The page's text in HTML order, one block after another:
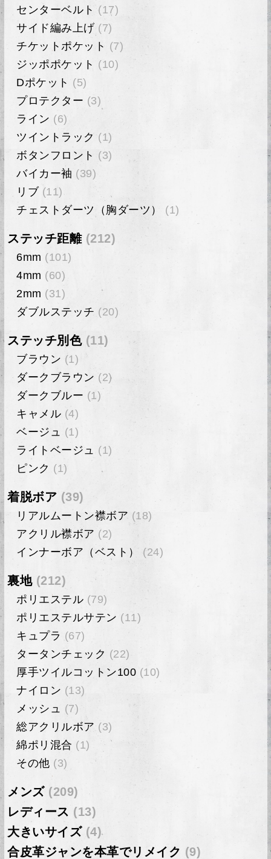
センターベルト (17)
サイド編み上げ (7)
チケットポケット (7)
ジッポポケット (10)
Dポケット (5)
プロテクター (3)
ライン (6)
ツイントラック (1)
ボタンフロント (3)
バイカー袖 (39)
リブ(11)
チェストダーツ（胸ダーツ）
(1)
ステッチ距離(212)
6mm (101)
4mm (60)
2mm (31)
ダブルステッチ (20)
ステッチ別色(11)
ブラウン (1)
ダークブラウン (2)
ダークブルー (1)
キャメル (4)
ベージュ (1)
ライトベージュ (1)
ピンク (1)
着脱ボア (39)
リアルムートン襟ボア (18)
アクリル襟ボア (2)
インナーボア（ベスト） (24)
裏地(212)
ポリエステル (79)
ポリエステルサテン (11)
キュプラ (67)
タータンチェック (22)
厚手ツイルコットン100 (10)
ナイロン (13)
メッシュ (7)
総アクリルボア(3)
綿ポリ混合 (1)
その他 (3)
メンズ(209)
レディース (13)
大きいサイズ(4)
合皮革ジャンを本革でリメイク (9)